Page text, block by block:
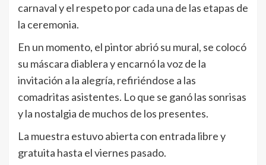
carnaval y el respeto por cada una de las etapas de
la ceremonia.
En un momento, el pintor abrió su mural, se colocó
su máscara diablera y encarnó la voz de la
invitación a la alegría, refiriéndose a las
comadritas asistentes. Lo que se ganó las sonrisas
y la nostalgia de muchos de los presentes.
La muestra estuvo abierta con entrada libre y
gratuita hasta el viernes pasado.